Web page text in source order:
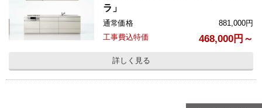
ラ」
通常価格 881,000円
工事費込特価
468,000円～
詳しく見る